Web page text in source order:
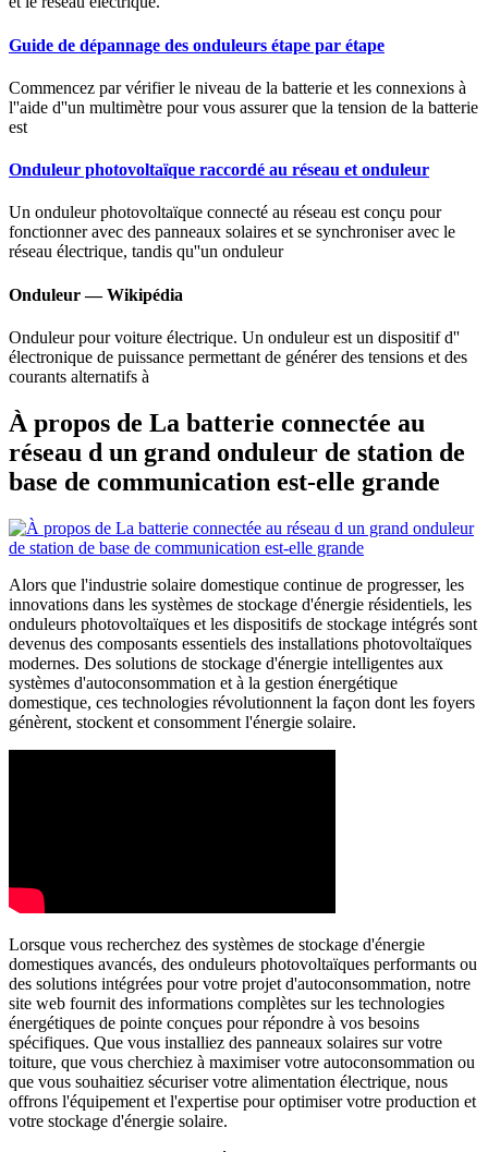
Guide de dépannage des onduleurs étape par étape
Commencez par vérifier le niveau de la batterie et les connexions à
l''aide d''un multimètre pour vous assurer que la tension de la batterie
est
Onduleur photovoltaïque raccordé au réseau et onduleur
Un onduleur photovoltaïque connecté au réseau est conçu pour
fonctionner avec des panneaux solaires et se synchroniser avec le
réseau électrique, tandis qu''un onduleur
Onduleur — Wikipédia
Onduleur pour voiture électrique. Un onduleur est un dispositif d''
électronique de puissance permettant de générer des tensions et des
courants alternatifs à
À propos de La batterie connectée au
réseau d un grand onduleur de station de
base de communication est-elle grande
Alors que l'industrie solaire domestique continue de progresser, les
innovations dans les systèmes de stockage d'énergie résidentiels, les
onduleurs photovoltaïques et les dispositifs de stockage intégrés sont
devenus des composants essentiels des installations photovoltaïques
modernes. Des solutions de stockage d'énergie intelligentes aux
systèmes d'autoconsommation et à la gestion énergétique
domestique, ces technologies révolutionnent la façon dont les foyers
génèrent, stockent et consomment l'énergie solaire.
Lorsque vous recherchez des systèmes de stockage d'énergie
domestiques avancés, des onduleurs photovoltaïques performants ou
des solutions intégrées pour votre projet d'autoconsommation, notre
site web fournit des informations complètes sur les technologies
énergétiques de pointe conçues pour répondre à vos besoins
spécifiques. Que vous installiez des panneaux solaires sur votre
toiture, que vous cherchiez à maximiser votre autoconsommation ou
que vous souhaitiez sécuriser votre alimentation électrique, nous
offrons l'équipement et l'expertise pour optimiser votre production et
votre stockage d'énergie solaire.